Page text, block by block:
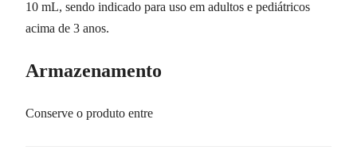
10 mL, sendo indicado para uso em adultos e pediátricos
acima de 3 anos.
Armazenamento
Conserve o produto entre